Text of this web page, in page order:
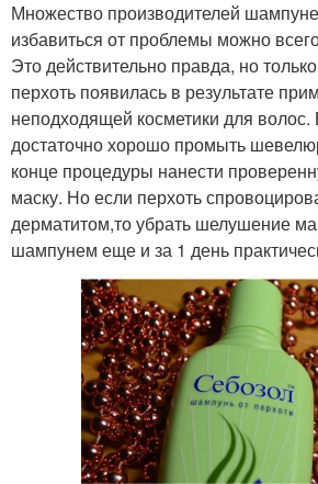
Множество производителей
избавиться от проблемы можно
Это действительно правда, но
перхоть появилась в результате
неподходящей косметики для волос.
достаточно хорошо промыть
конце процедуры нанести
маску. Но если перхоть
дерматитом,то убрать шелушение
шампунем еще и за 1 день